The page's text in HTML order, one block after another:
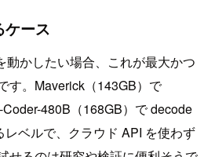
ケース
動かしたい場合、これが最大かつ
す。Maverick（143GB）で
480B（168GB）で decode
ベルで、クラウド API を使わず